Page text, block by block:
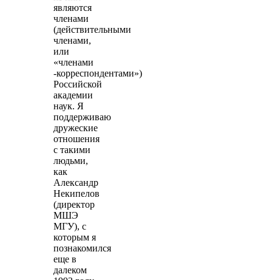
являются
членами
(действительными
членами,
или
«членами
-корреспондентами»)
Российской
академии
наук. Я
поддерживаю
дружеские
отношения
с такими
людьми,
как
Александр
Некипелов
(директор
МШЭ
МГУ), с
которым я
познакомился
еще в
далеком